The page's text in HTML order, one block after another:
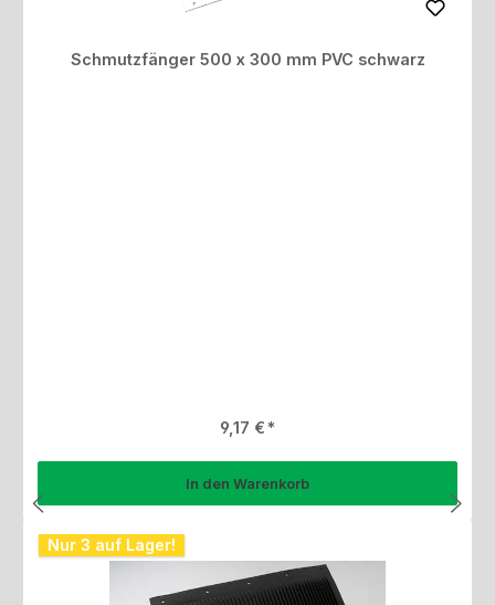
Schmutzfänger 500 x 300 mm PVC schwarz
Regulärer Preis:
9,17 €
In den Warenkorb
Nur 3 auf Lager!